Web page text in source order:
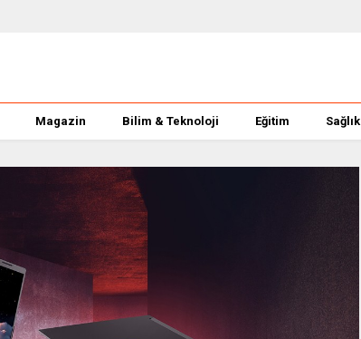
Magazin Bilim & Teknoloji Eğitim Sağlık